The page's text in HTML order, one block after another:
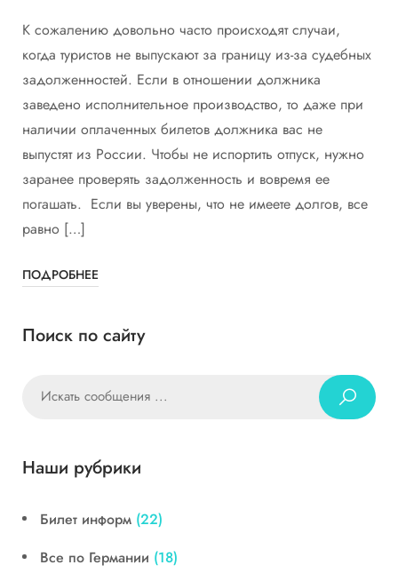
К сожалению довольно часто происходят случаи,
когда туристов не выпускают за границу из-за судебных
задолженностей. Если в отношении должника
заведено исполнительное производство, то даже при
наличии оплаченных билетов должника вас не
выпустят из России. Чтобы не испортить отпуск, нужно
заранее проверять задолженность и вовремя ее
погашать. Если вы уверены, что не имеете долгов, все
равно […]
ПОДРОБНЕЕ
Поиск по сайту
Наши рубрики
Билет информ (22)
Все по Германии (18)